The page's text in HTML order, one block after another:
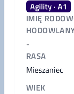
Agility · A1
IMIĘ
-
RASA
Mieszaniec
WIEK